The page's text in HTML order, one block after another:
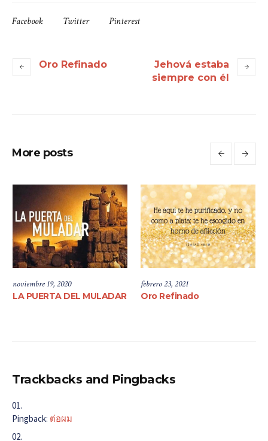
Facebook Twitter Pinterest
Oro Refinado
Jehová estaba
siempre con él
More posts
noviembre 19, 2020
LA PUERTA DEL MULADAR
febrero 23, 2021
Oro Refinado
Trackbacks and Pingbacks
Pingback: ต่อผม